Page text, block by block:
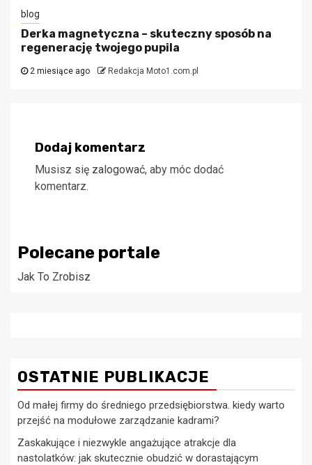
blog
Derka magnetyczna – skuteczny sposób na
regenerację twojego pupila
2 miesiące ago Redakcja Moto1.com.pl
Dodaj komentarz
Musisz się zalogować, aby móc dodać
komentarz.
Polecane portale
Jak To Zrobisz
OSTATNIE PUBLIKACJE
Od małej firmy do średniego przedsiębiorstwa. kiedy warto
przejść na modułowe zarządzanie kadrami?
Zaskakujące i niezwykle angażujące atrakcje dla
nastolatków: jak skutecznie obudzić w dorastającym